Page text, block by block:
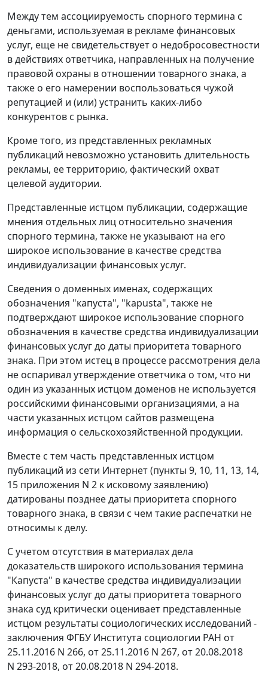
Между тем ассоциируемость спорного термина с
деньгами, используемая в рекламе финансовых
услуг, еще не свидетельствует о недобросовестности
в действиях ответчика, направленных на получение
правовой охраны в отношении товарного знака, а
также о его намерении воспользоваться чужой
репутацией и (или) устранить каких-либо
конкурентов с рынка.
Кроме того, из представленных рекламных
публикаций невозможно установить длительность
рекламы, ее территорию, фактический охват
целевой аудитории.
Представленные истцом публикации, содержащие
мнения отдельных лиц относительно значения
спорного термина, также не указывают на его
широкое использование в качестве средства
индивидуализации финансовых услуг.
Сведения о доменных именах, содержащих
обозначения "капуста", "kapusta", также не
подтверждают широкое использование спорного
обозначения в качестве средства индивидуализации
финансовых услуг до даты приоритета товарного
знака. При этом истец в процессе рассмотрения дела
не оспаривал утверждение ответчика о том, что ни
один из указанных истцом доменов не используется
российскими финансовыми организациями, а на
части указанных истцом сайтов размещена
информация о сельскохозяйственной продукции.
Вместе с тем часть представленных истцом
публикаций из сети Интернет (пункты 9, 10, 11, 13, 14,
15 приложения N 2 к исковому заявлению)
датированы позднее даты приоритета спорного
товарного знака, в связи с чем такие распечатки не
относимы к делу.
С учетом отсутствия в материалах дела
доказательств широкого использования термина
"Капуста" в качестве средства индивидуализации
финансовых услуг до даты приоритета товарного
знака суд критически оценивает представленные
истцом результаты социологических исследований -
заключения ФГБУ Института социологии РАН от
25.11.2016 N 266, от 25.11.2016 N 267, от 20.08.2018
N 293-2018, от 20.08.2018 N 294-2018.